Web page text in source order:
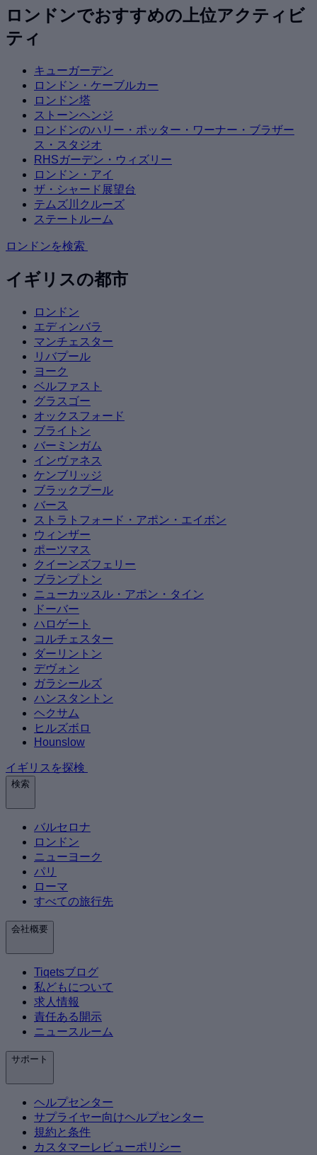
ロンドンでおすすめの上位アクティビ
ティ
キューガーデン
ロンドン・ケーブルカー
ロンドン塔
ストーンヘンジ
ロンドンのハリー・ポッター・ワーナー・ブラザー
ス・スタジオ
RHSガーデン・ウィズリー
ロンドン・アイ
ザ・シャード展望台
テムズ川クルーズ
ステートルーム
ロンドンを検索
イギリスの都市
ロンドン
エディンバラ
マンチェスター
リバプール
ヨーク
ベルファスト
グラスゴー
オックスフォード
ブライトン
バーミンガム
インヴァネス
ケンブリッジ
ブラックプール
バース
ストラトフォード・アポン・エイボン
ウィンザー
ポーツマス
クイーンズフェリー
ブランプトン
ニューカッスル・アポン・タイン
ドーバー
ハロゲート
コルチェスター
ダーリントン
デヴォン
ガラシールズ
ハンスタントン
ヘクサム
ヒルズボロ
Hounslow
イギリスを探検
検索
バルセロナ
ロンドン
ニューヨーク
パリ
ローマ
すべての旅行先
会社概要
Tiqetsブログ
私どもについて
求人情報
責任ある開示
ニュースルーム
サポート
ヘルプセンター
サプライヤー向けヘルプセンター
規約と条件
カスタマーレビューポリシー